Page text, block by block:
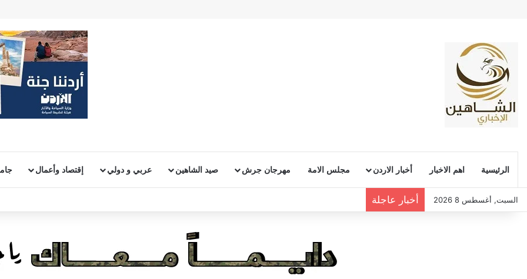
الرئيسية اهم الاخبار أخبار الاردن مجلس الامة مهرجان جرش صيد الشاهين عربي و دولي إقتصاد وأعمال
السبت, أغسطس 8 2026 أخبار عاجلة